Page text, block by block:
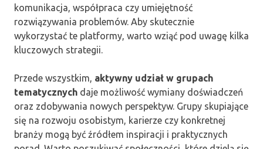
komunikacja, współpraca czy umiejętność
rozwiązywania problemów. Aby skutecznie
wykorzystać te platformy, warto wziąć pod uwagę kilka
kluczowych strategii.
Przede wszystkim, aktywny udział w grupach
tematycznych daje możliwość wymiany doświadczeń
oraz zdobywania nowych perspektyw. Grupy skupiające
się na rozwoju osobistym, karierze czy konkretnej
branży mogą być źródłem inspiracji i praktycznych